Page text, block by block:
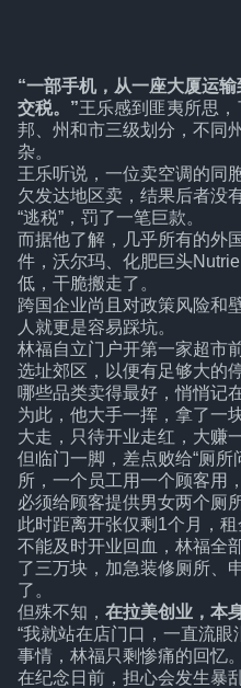
“一部手机，从一座大厦运
交税。”王乐感到匪夷所思
邦、州和市三级划分，不同
杂。
王乐听说，一位卖空调的同
欠发达地区卖，结果后者没
“逃税”，罚了一笔巨款。
而据他了解，几乎所有的外
件，沃尔玛、化肥巨头
低，干脆搬走了。
跨国企业尚且对政策风险和
人就更是容易踩坑。
林福自立门户开第一家超市
选址郊区，以便有足够大的
哪些品类卖得最好，悄悄记
为此，他大手一挥，拿了一
大走，只待开业走红，大赚一
但临门一脚，差点败给“厕
所，一个员工用一个顾客用
必须给顾客提供男女两个厕所
此时距离开张仅剩1个月，
不能及时开业回血，林福全
了三万块，加急装修厕所、
了。
但殊不知， 在拉美创业，本
“我就站在店门口，一直流眼
事情，林福只剩惨痛的回忆。
在纪念日前，担心会发生暴